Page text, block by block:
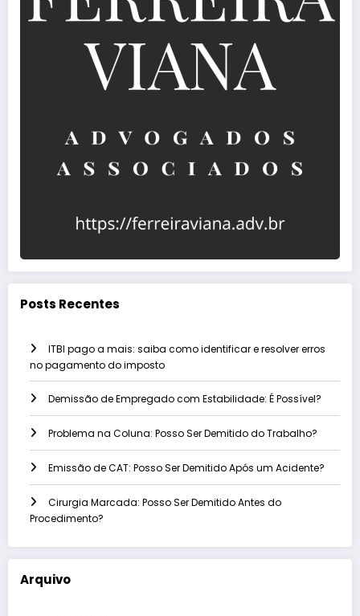
Posts Recentes
ITBI pago a mais: saiba como identificar e resolver erros
no pagamento do imposto
Demissão de Empregado com Estabilidade: É Possível?
Problema na Coluna: Posso Ser Demitido do Trabalho?
Emissão de CAT: Posso Ser Demitido Após um Acidente?
Cirurgia Marcada: Posso Ser Demitido Antes do
Procedimento?
Arquivo